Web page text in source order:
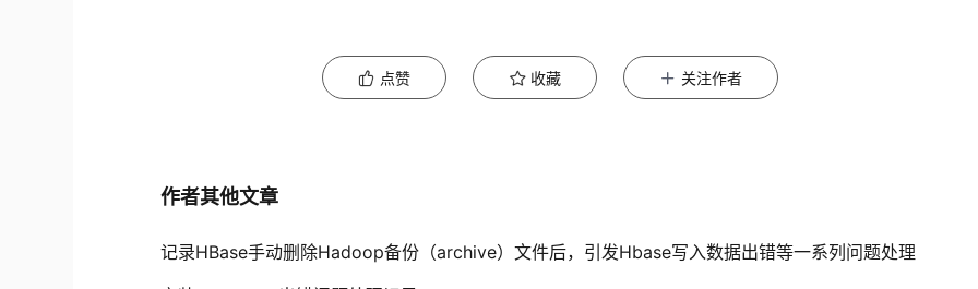
点赞 收藏 关注作者
作者其他文章
记录HBase手动删除Hadoop备份（archive）文件后，引发Hbase写入数据出错等一系列问题处理